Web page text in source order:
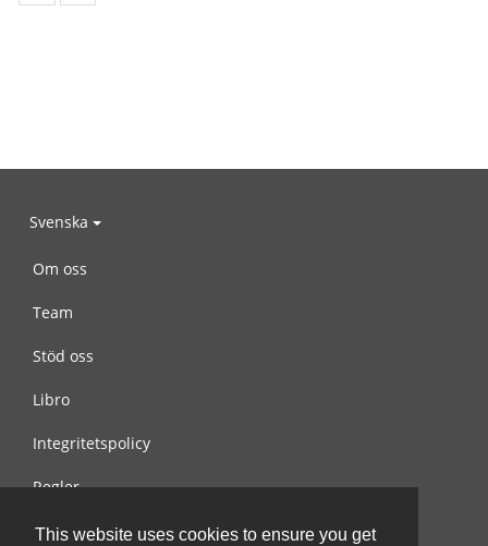
This website uses cookies to ensure you get
Svenska
Om oss
Team
Stöd oss
Libro
Integritetspolicy
Regler
Kontakta oss